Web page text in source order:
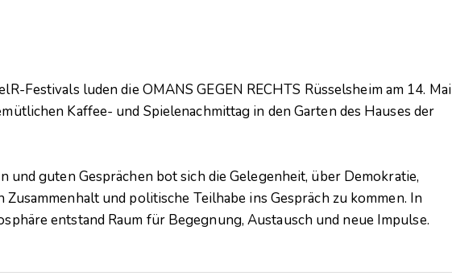
Festivals luden die OMANS GEGEN RECHTS Rüsselsheim am 14. Mai
Kaffee- und Spielenachmittag in den Garten des Hauses der
und guten Gesprächen bot sich die Gelegenheit, über Demokratie,
und politische Teilhabe ins Gespräch zu kommen. In
entstand Raum für Begegnung, Austausch und neue Impulse.